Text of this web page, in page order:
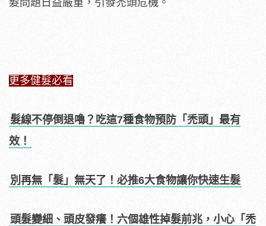
更多健髮必看
髮線不停倒退嚕？吃這7種食物預防「禿頭」最有
效！
別再無「髮」無天了！必推6大食物讓你快速生髮
頭髮變細、頭皮發癢！六個雄性掉髮前兆，小心「禿